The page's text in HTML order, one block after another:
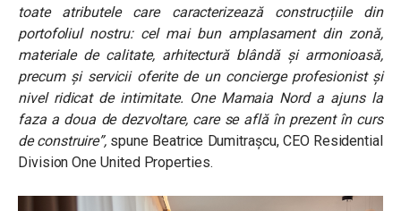
toate atributele care caracterizează construcțiile din
portofoliul nostru: cel mai bun amplasament din zonă,
materiale de calitate, arhitectură blândă și armonioasă,
precum și servicii oferite de un concierge profesionist și
nivel ridicat de intimitate. One Mamaia Nord a ajuns la
faza a doua de dezvoltare, care se află în prezent în curs
de construire”, spune Beatrice Dumitrașcu, CEO Residential
Division One United Properties.